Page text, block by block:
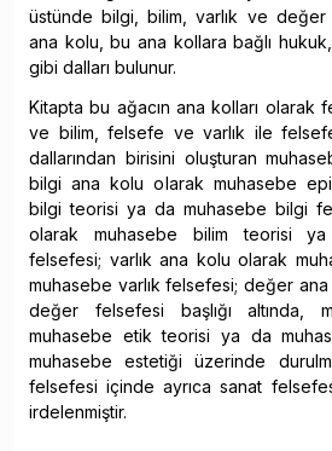
üstünde bilgi, bilim, varlık ve
ana kolu, bu ana kollara bağlı
gibi dalları bulunur.
Kitapta bu ağacın ana kolları
ve bilim, felsefe ve varlık ile
dallarından birisini oluşturan
bilgi ana kolu olarak muhasebe
bilgi teorisi ya da muhasebe bilgi
olarak muhasebe bilim teorisi
felsefesi; varlık ana kolu olarak
muhasebe varlık felsefesi; değer
değer felsefesi başlığı altında,
muhasebe etik teorisi ya da
muhasebe estetiği üzerinde
felsefesi içinde ayrıca sanat
irdelenmiştir.